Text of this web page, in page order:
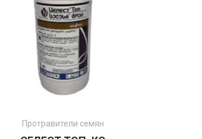
Протравители семян